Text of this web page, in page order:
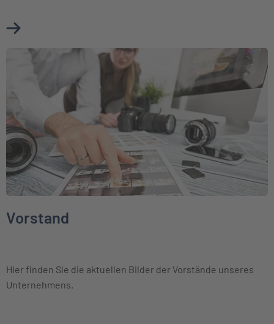
Mehr über Aktuelle Presseinformationen erfahren
Weiter zu Vorstand
Vorstand
Hier finden Sie die aktuellen Bilder der Vorstände unseres
Unternehmens.